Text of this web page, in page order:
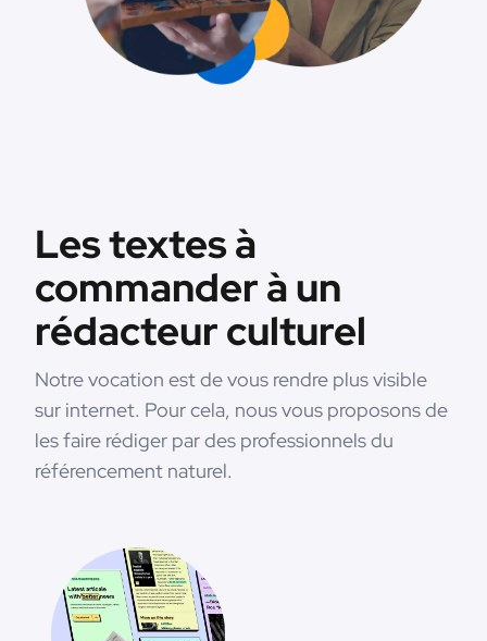
Les textes à
commander à un
rédacteur culturel
Notre vocation est de vous rendre plus visible
sur internet. Pour cela, nous vous proposons de
les faire rédiger par des professionnels du
référencement naturel.